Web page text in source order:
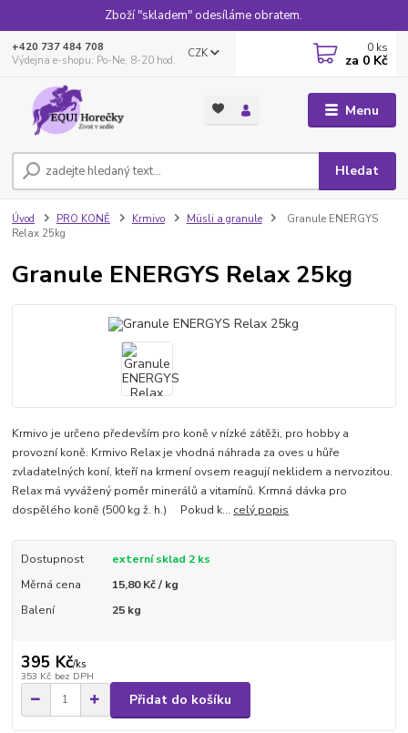
Zboží "skladem" odesíláme obratem.
Menu
CZK
Hledat
+420 737 484 708
Výdejna e-shopu: Po-Ne, 8-20 hod.
0 ks
za 0 Kč
Úvod PRO KONĚ Krmivo Müsli a granule
Granule ENERGYS
Relax 25kg
Granule ENERGYS Relax 25kg
Krmivo je určeno především pro koně v nízké zátěži, pro hobby a
provozní koně. Krmivo Relax je vhodná náhrada za oves u hůře
zvladatelných koní, kteří na krmení ovsem reagují neklidem a nervozitou.
Relax má vyvážený poměr minerálů a vitamínů. Krmná dávka pro
dospělého koně (500 kg ž. h.) Pokud k... celý popis
Dostupnost
externí sklad 2 ks
Měrná cena
15,80 Kč / kg
Balení
25 kg
395 Kč/ks
353 Kč bez DPH
Přidat do košíku